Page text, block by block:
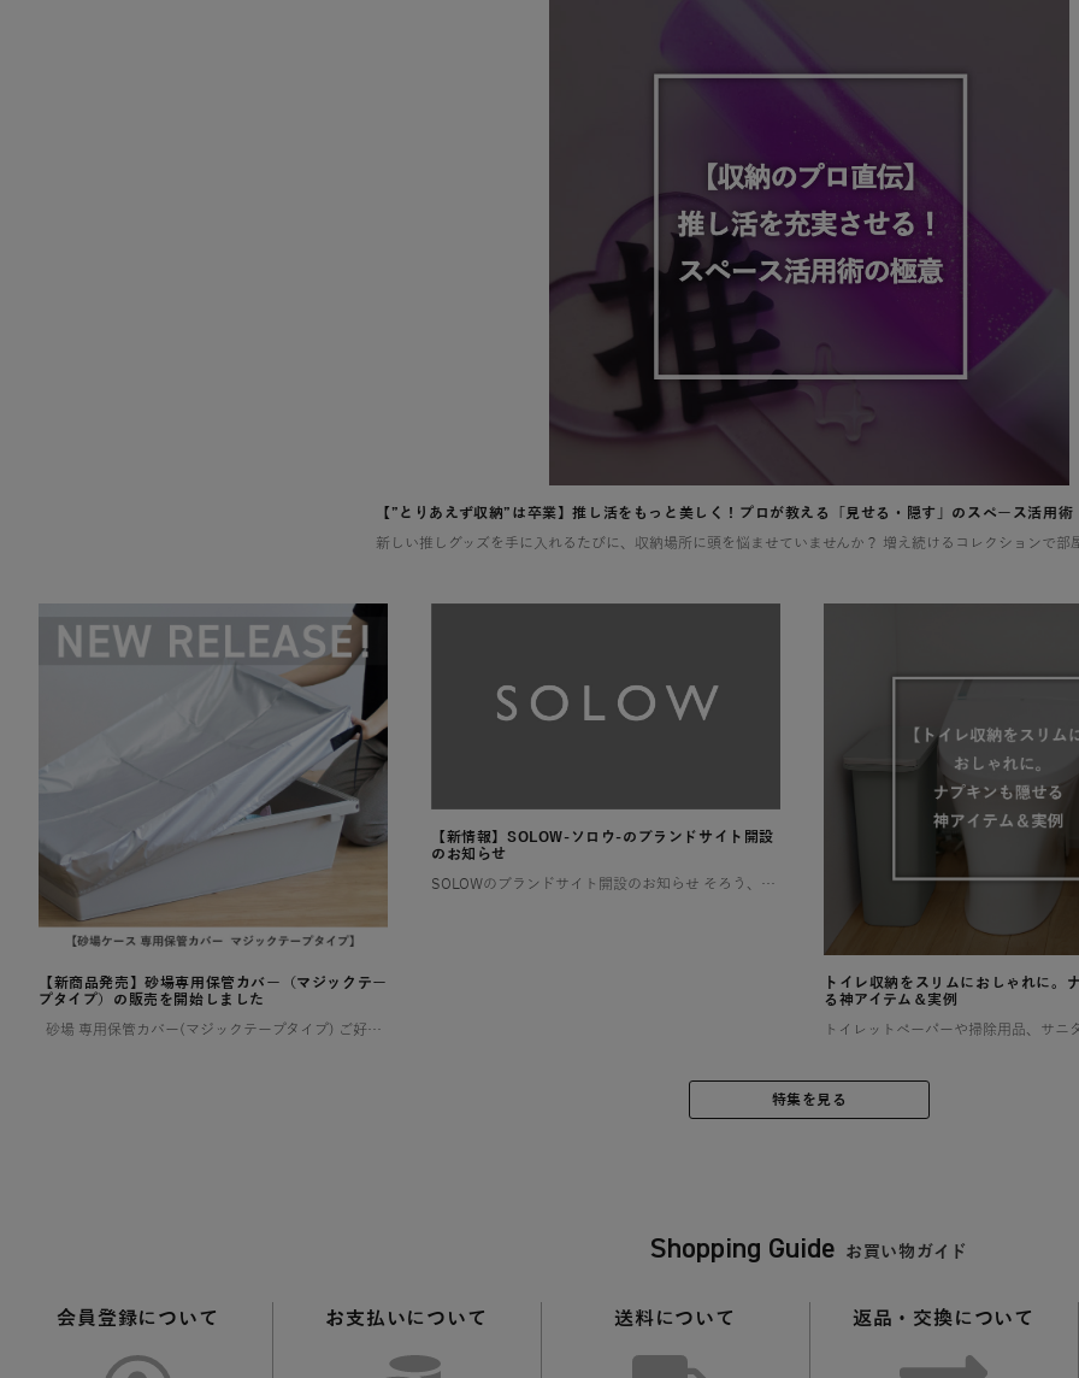
【”とりあえず収納”は卒業】推し活をもっと美しく！プロが教える「見せる・隠す」のスペース活用術
【新商品発売】砂場専用保管カバー（マジックテー
プタイプ）の販売を開始しました
砂場 専用保管カバー(マジックテープタイプ) ご好評いただいていた【ララサーブル】砂場専用保管カバーが、このたび新登場！ よりお求めやすい価格でご用意しました。 ✨ 新モデルは片面マジックテープ仕様 お好み […]
【新情報】SOLOW-ソロウ-のブランドサイト開設
のお知らせ
SOLOWのブランドサイト開設のお知らせ そろう、整う、満たされる 憧れるけれど、なかなか実現しない理想の暮らし。 そんな想いに寄り添い、 SOLOWが理想を叶えるお手伝いをします。 一つひとつ揃えるたびに住まいが整い、 […]
トイレ収納をスリムにおしゃれに。
る神アイテム＆実例
特集を見る
Shopping Guide お買い物ガイド
会員登録について お支払いについて 送料について 返品・交換について